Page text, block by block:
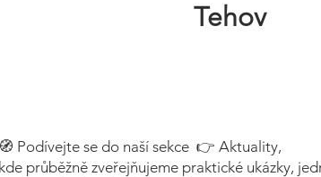
Tehov
🧭 Podívejte se do naší sekce 👉 Aktuality,
kde průběžně zveřejňujeme praktické ukázky,